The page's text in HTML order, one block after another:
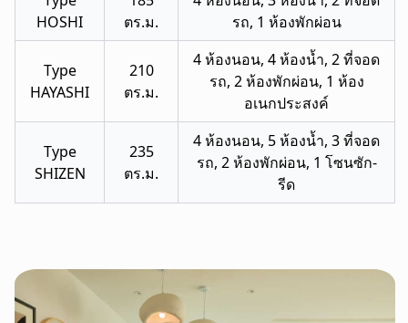
HOSHI
ตร.ม.
รถ, 1 ห้องพักผ่อน
Type
HAYASHI
210
ตร.ม.
4 ห้องนอน, 4 ห้องน้ำ, 2 ที่จอด
รถ, 2 ห้องพักผ่อน, 1 ห้อง
อเนกประสงค์
Type
SHIZEN
235
ตร.ม.
4 ห้องนอน, 5 ห้องน้ำ, 3 ที่จอด
รถ, 2 ห้องพักผ่อน, 1 โซนซัก-
รีด